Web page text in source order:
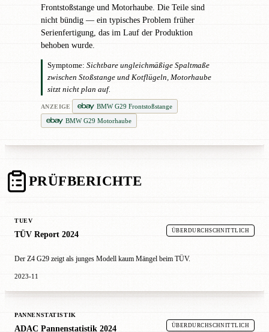
Frontstoßstange und Motorhaube. Die Teile sind
nicht bündig — ein typisches Problem früher
Serienfertigung, das im Lauf der Produktion
behoben wurde.
Symptome: Sichtbare ungleichmäßige Spaltmaße
zwischen Stoßstange und Kotflügeln, Motorhaube
sitzt nicht plan auf.
ANZEIGE
BMW G29 Frontstoßstange
BMW G29 Motorhaube
PRÜFBERICHTE
TUEV
TÜV Report 2024 ÜBERDURCHSCHNITTLICH
Der Z4 G29 zeigt als junges Modell kaum Mängel beim TÜV.
2023-11
PANNENSTATISTIK
ADAC Pannenstatistik 2024 ÜBERDURCHSCHNITTLICH